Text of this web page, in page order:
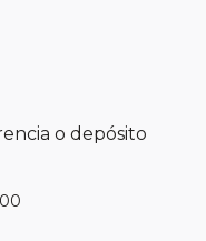
o depósito